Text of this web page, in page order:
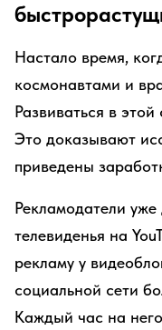
Настало время,
космонавтами и
Развиваться в
Это доказывают
приведены
Рекламодатели
телевиденья на
рекламу у
социальной сети
Каждый час на